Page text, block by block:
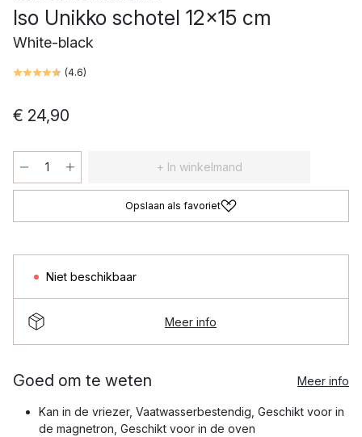
Iso Unikko schotel 12x15 cm
White-black
(4.6)
€ 24,90
+ In winkelmand
Opslaan als favoriet
Niet beschikbaar
Meer info
Goed om te weten Meer info
Kan in de vriezer, Vaatwasserbestendig, Geschikt voor in
de magnetron, Geschikt voor in de oven